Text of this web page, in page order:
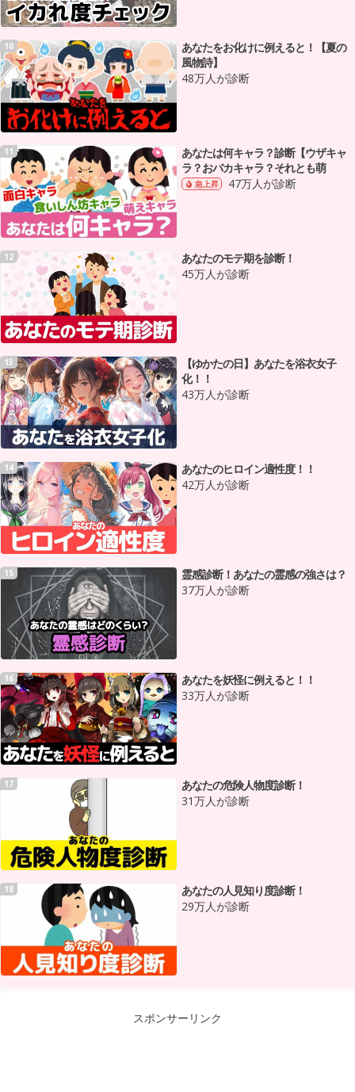
10
あなたをお化けに例えると！【夏の
風物詩】
48万人が診断
11
あなたは何キャラ？診断【ウザキャ
ラ？おバカキャラ？それとも萌
急上昇 47万人が診断
12
あなたのモテ期を診断！
45万人が診断
13
【ゆかたの日】あなたを浴衣女子
化！！
43万人が診断
14
あなたのヒロイン適性度！！
42万人が診断
15
霊感診断！あなたの霊感の強さは？
37万人が診断
16
あなたを妖怪に例えると！！
33万人が診断
17
あなたの危険人物度診断！
31万人が診断
18
あなたの人見知り度診断！
29万人が診断
スポンサーリンク